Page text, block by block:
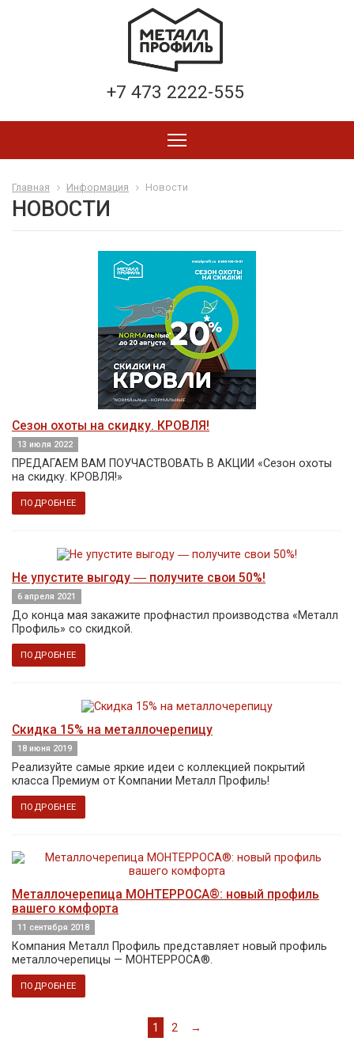
+7 473 2222-555
Главная Информация Новости
НОВОСТИ
Сезон охоты на скидку. КРОВЛЯ!
13 июля 2022
ПРЕДАГАЕМ ВАМ ПОУЧАСТВОВАТЬ В АКЦИИ «Сезон охоты
на скидку. КРОВЛЯ!»
ПОДРОБНЕЕ
Не упустите выгоду ― получите свои 50%!
6 апреля 2021
До конца мая закажите профнастил производства «Металл
Профиль» со скидкой.
ПОДРОБНЕЕ
Cкидка 15% на металлочерепицу
18 июня 2019
Реализуйте самые яркие идеи с коллекцией покрытий
класса Премиум от Компании Металл Профиль!
ПОДРОБНЕЕ
Металлочерепица МОНТЕРРОСА®: новый профиль
вашего комфорта
11 сентября 2018
Компания Металл Профиль представляет новый профиль
металлочерепицы — МОНТЕРРОСА®.
ПОДРОБНЕЕ
1 2 →